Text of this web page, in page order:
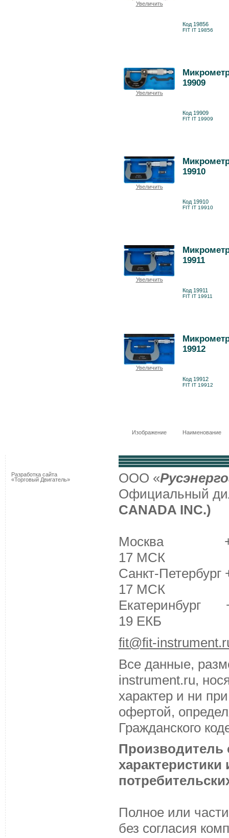
Увеличить
Код 19856
FIT IT 19856
Увеличить
19909
Код 19909
FIT IT 19909
Увеличить
19910
Код 19910
FIT IT 19910
Увеличить
19911
Код 19911
FIT IT 19911
Увеличить
19912
Код 19912
FIT IT 19912
Изображение Наименование
Разработка сайта
«Торговый Двигатель»
ООО «
Официальный
CANADA INC.)
Москва +7
17 МСК
Санкт-
17 МСК
Екатеринбург
19 ЕКБ
fit@fit-
Все данные,
instrument.ru,
характер и ни
офертой,
Гражданского
Производитель
Полное или
без согласия